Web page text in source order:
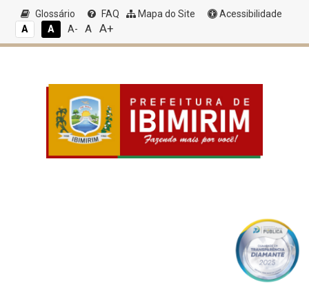
Glossário FAQ Mapa do Site
Acessibilidade
A
A A- A A+